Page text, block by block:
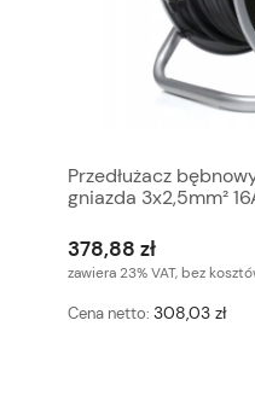
Przedłużacz
gniazda 3x2,5mm²
378,88 zł
zawiera 23% VAT, bez
Cena netto: 308,03 zł